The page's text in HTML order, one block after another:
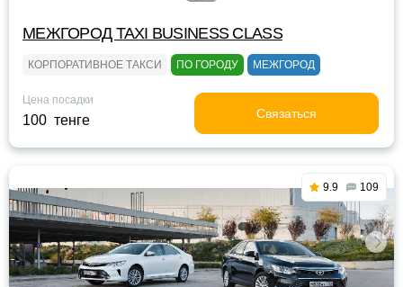
МЕЖГОРОД TAXI BUSINESS CLASS
КОРПОРАТИВНОЕ ТАКСИ ПО ГОРОДУ МЕЖГОРОД
Цена посадки
100 тенге Связаться
9.9 109